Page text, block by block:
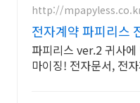
http://
전자계약 파피리스
자계약서/
파피리스 ver.2 귀사에
마이징! 전자문서, 전